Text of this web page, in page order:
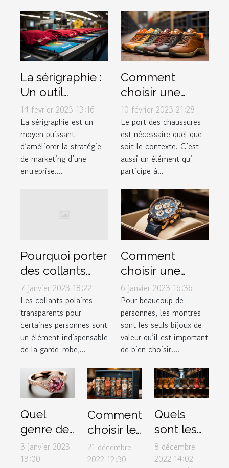
La sérigraphie :
Un outil
marketing à ne
pas négliger
14 février 2023 13:16
La sérigraphie est un
moyen puissant
d’améliorer la stratégie
de marketing d’une
entreprise....
Comment
choisir une
chaussure ?
10 février 2023 21:28
Le port des chaussures
est nécessaire quel que
soit le contexte. C’est
aussi un élément qui
participe à...
Pourquoi porter
des collants
polaires
transparents ?
7 janvier 2023 18:22
Les collants polaires
transparents pour
certaines personnes sont
un élément indispensable
de la garde-robe,...
Comment
choisir une
montre de luxe
?
6 janvier 2023 16:36
Pour beaucoup de
personnes, les montres
sont les seuls bijoux de
valeur qu’il est important
de bien choisir....
Quel
genre de
bague de
fiançailles
3 janvier 2023
13:00
Comment
choisir le
meilleur
box pour
21 décembre
2022 12:30
Quels
sont les
critères
de choix
8 décembre
2022 14:02